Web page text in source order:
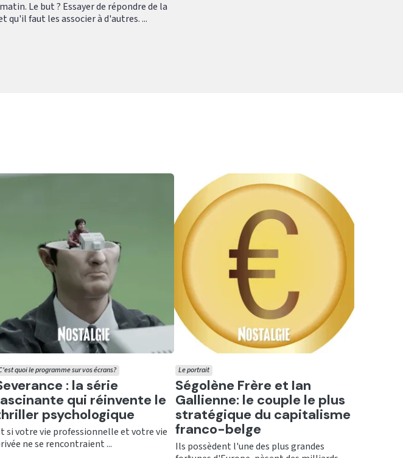
Le but ? Essayer de répondre de la
qu'il faut les associer à d'autres. ...
: la série
qui réinvente le
psychologique
quoi le programme sur vos écrans?
si votre vie professionnelle et votre vie
ne se rencontraient ...
Ecouter
Ségolène Frère et Ian
Gallienne: le couple le plus
stratégique du capitalisme
franco-belge
Le portrait
Ils possèdent l'une des plus grandes